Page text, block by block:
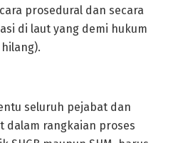
prosedural dan secara
di laut yang demi hukum
seluruh pejabat dan
dalam rangkaian proses